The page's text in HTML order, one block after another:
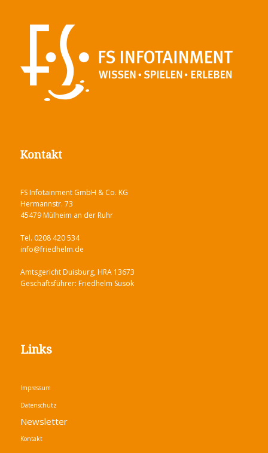
Kontakt
FS Infotainment GmbH & Co. KG
Hermannstr. 73
45479 Mülheim an der Ruhr
Tel. 0208 420 534
info@friedhelm.de
Amtsgericht Duisburg, HRA 13673
Geschäftsführer: Friedhelm Susok
Links
Impressum
Datenschutz
Newsletter
Kontakt